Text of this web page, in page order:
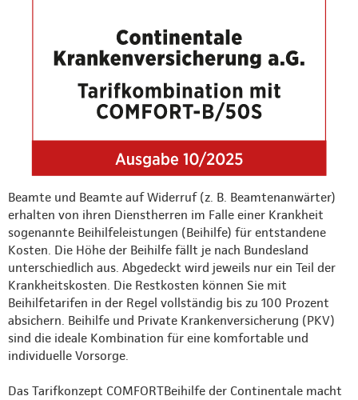
Beamte und Beamte auf Widerruf (z. B. Beamtenanwärter)
erhalten von ihren Dienstherren im Falle einer Krankheit
sogenannte Beihilfeleistungen (Beihilfe) für entstandene
Kosten. Die Höhe der Beihilfe fällt je nach Bundesland
unterschiedlich aus. Abgedeckt wird jeweils nur ein Teil der
Krankheitskosten. Die Restkosten können Sie mit
Beihilfetarifen in der Regel vollständig bis zu 100 Prozent
absichern. Beihilfe und Private Krankenversicherung (PKV)
sind die ideale Kombination für eine komfortable und
individuelle Vorsorge.
Das Tarifkonzept COMFORTBeihilfe der Continentale macht